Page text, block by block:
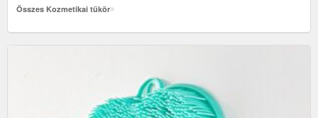
Összes Kozmetikai tükör